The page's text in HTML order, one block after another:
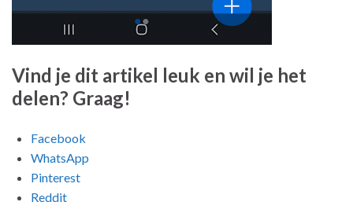
Vind je dit artikel leuk en wil je het
delen? Graag!
Facebook
WhatsApp
Pinterest
Reddit